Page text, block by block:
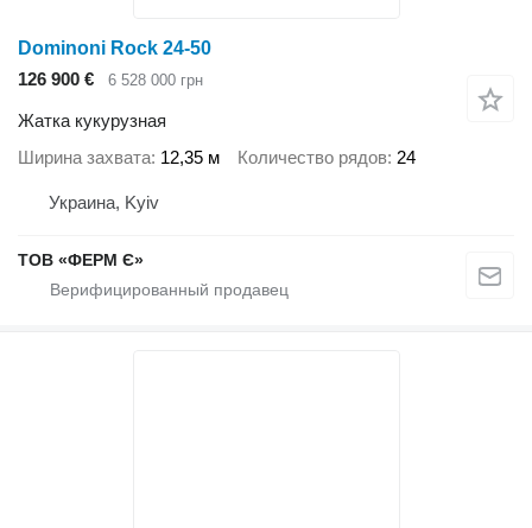
Dominoni Rock 24-50
126 900 €
6 528 000 грн
Жатка кукурузная
Ширина захвата 12,35 м Количество рядов 24
Украина, Kyiv
ТОВ «ФЕРМ Є»